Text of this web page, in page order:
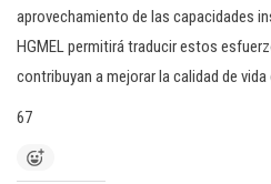
aprovechamiento de las capacidades
HGMEL permitirá traducir estos
contribuyan a mejorar la calidad de
67